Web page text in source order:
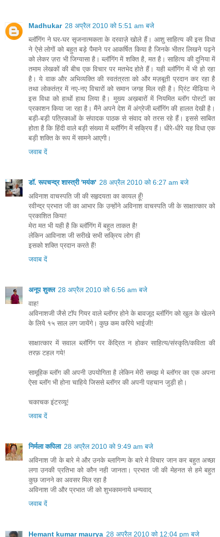
Madhukar 28 अप्रैल 2010 को 5:51 am बजे
ब्लॉगिंग ने घर-घर सृजनात्मकता के दरवाज़े खोले हैं। आशु साहित्य की इस विधा
ने ऐसे लोगों को बहुत बड़े पैमाने पर आकर्षित किया है जिनके भीतर लिखने पढ़ने
को लेकर ज़रा भी जिग्यासा है। ब्लॉगिंग में शक्ति है, मत है। साहित्य की दुनिया में
तमाम लेखकों की बीच एक विचार पर मतभेद होते हैं। यही ब्लॉगिंग में भी हो रहा
है। ये वाक और अभिव्यक्ति की स्वतंत्रता को और मज़बूती प्रदान कर रहा है
तथा लोकतंत्र में नए-नए विचारों को समान जगह मिल रही है। प्रिंट मीडिया ने
इस विधा को हाथों हाथ लिया है। मुख्य अख़बारों में नियमित ब्लॉग पोस्टों का
प्रकाशन किया जा रहा है। मैंने अपने देश में अंग्रेजी ब्लॉगिंग की हालत देखी है।
बड़ी-बड़ी पत्रिकाओं के संपादक पाठक से संवाद को तरस रहे हैं। इससे साबित
होता है कि हिंदी वाले बड़ी संख्या में ब्लॉगिंग में सक्रिय हैं। धीरे-धीरे यह विधा एक
बड़ी शक्ति के रूप में सामने आएगी।
जवाब दें
डॉ. रूपचन्द्र शास्त्री 'मयंक' 28 अप्रैल 2010 को 6:27 am बजे
अविनाश वाचस्पति जी की सहृदयता का कायल हूँ!
रवीन्द्र प्रभात जी का आभार कि उन्होंने अविनाश वाचस्पति जी के साक्षात्कार को
प्रकाशित किया!
मेरा मत भी यही है कि ब्लॉगिंग में बहुत ताकत है!
लेकिन आविनाश जी सरीखे सभी सक्रिय लोग ही
इसको शक्ति प्रदान करते हैं!
जवाब दें
अनूप शुक्ल 28 अप्रैल 2010 को 6:56 am बजे
वाह!
अविनाशजी जैसे टॉप गियर वाले ब्लॉगर होने के बावजूद ब्लॉगिंग को खुल के खेलने
के लिये १५ साल लग जायेंगे। कुछ कम करिये भाईजी!
साक्षात्कार में सवाल ब्लॉगिंग पर केंद्रित न होकर साहित्य/संस्कृति/कविता की
तरफ़ टहल गये!
सामूहिक ब्लॉग की अपनी उपयोगिता है लेकिन मेरी समझ मे ब्लॉगर का एक अपना
ऐसा ब्लॉग भी होना चाहिये जिससे ब्लॉगर की अपनी पहचान जुड़ी हो।
चकाचक इंटरव्यू!
जवाब दें
निर्मला कपिला 28 अप्रैल 2010 को 9:49 am बजे
अविनाश जी के बारे मे और उनके ब्लागिन्ग के बारे मे विचार जान कर बहुत अच्छा
लगा उनकी प्रतिभा को कौन नही जानता। प्रभात जी की मेहनत से हमे बहुत
कुछ जानने का अवसर मिल रहा है
अविनाश जी और प्रभात जी को शुभकामनाये धन्यवाद्
जवाब दें
Hemant kumar maurya 28 अप्रैल 2010 को 12:04 pm बजे